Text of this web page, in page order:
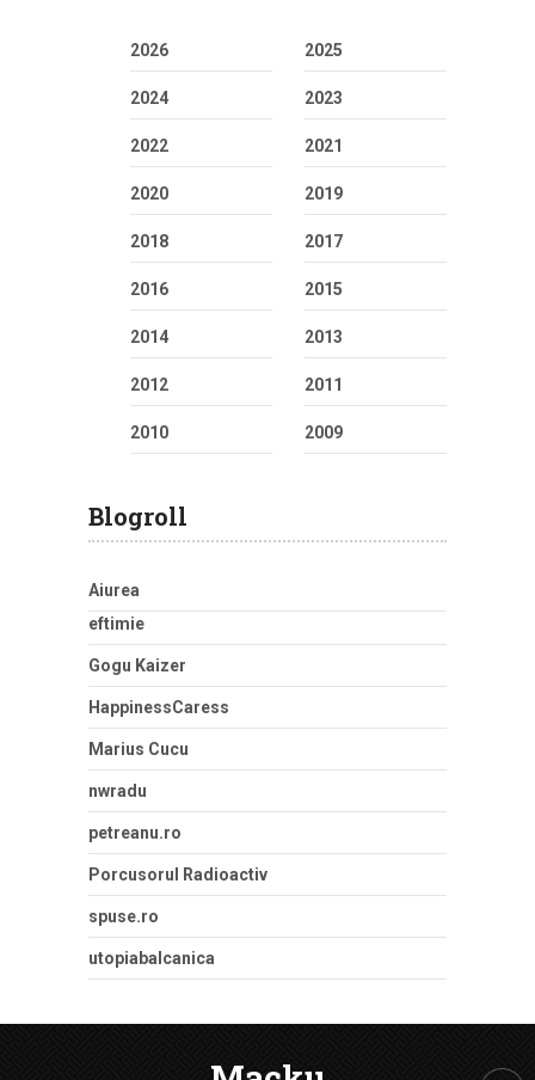
2026 2025
2024 2023
2022 2021
2020 2019
2018 2017
2016 2015
2014 2013
2012 2011
2010 2009
Blogroll
Aiurea
eftimie
Gogu Kaizer
HappinessCaress
Marius Cucu
nwradu
petreanu.ro
Porcusorul Radioactiv
spuse.ro
utopiabalcanica